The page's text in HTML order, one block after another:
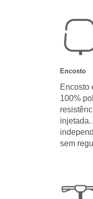
Encosto
Encosto
100%
injetada.
sem